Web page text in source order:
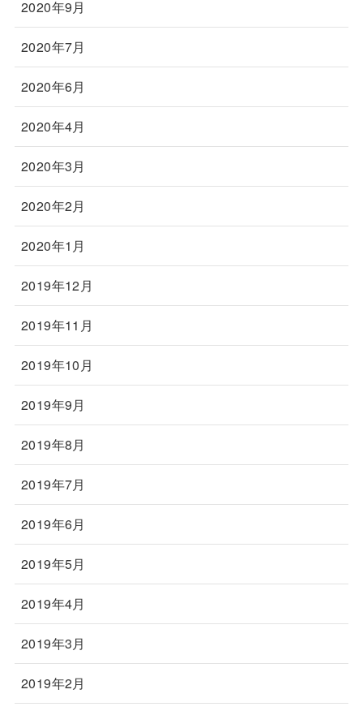
2020年9月
2020年7月
2020年6月
2020年4月
2020年3月
2020年2月
2020年1月
2019年12月
2019年11月
2019年10月
2019年9月
2019年8月
2019年7月
2019年6月
2019年5月
2019年4月
2019年3月
2019年2月